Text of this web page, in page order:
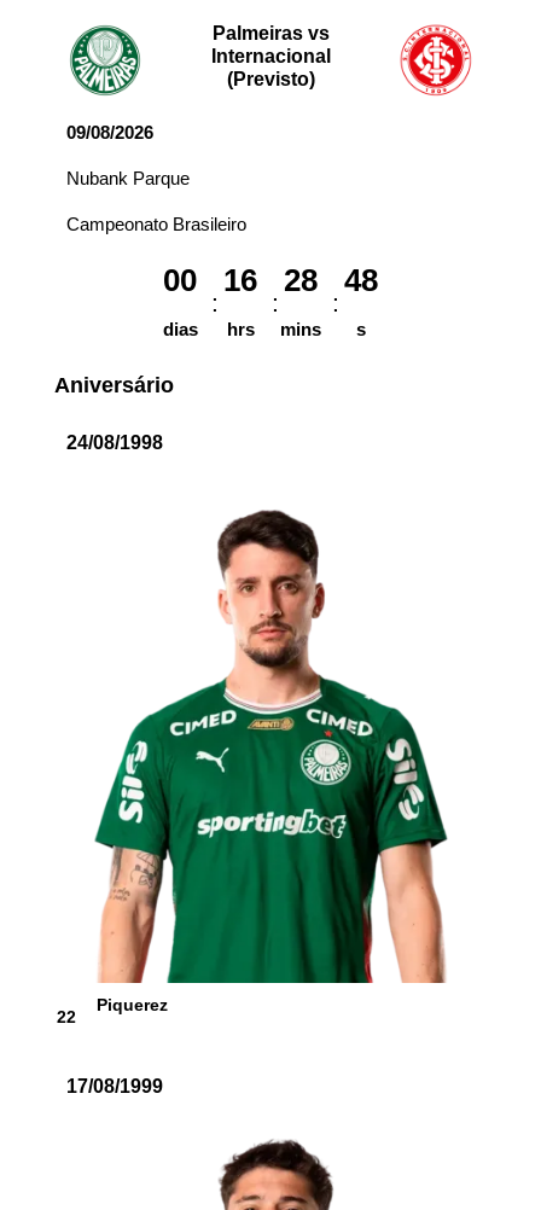
Palmeiras vs
Internacional
(Previsto)
09/08/2026
Nubank Parque
Campeonato Brasileiro
00
dias
16
hrs
28
mins
48
s
Aniversário
24/08/1998
22
Piquerez
17/08/1999